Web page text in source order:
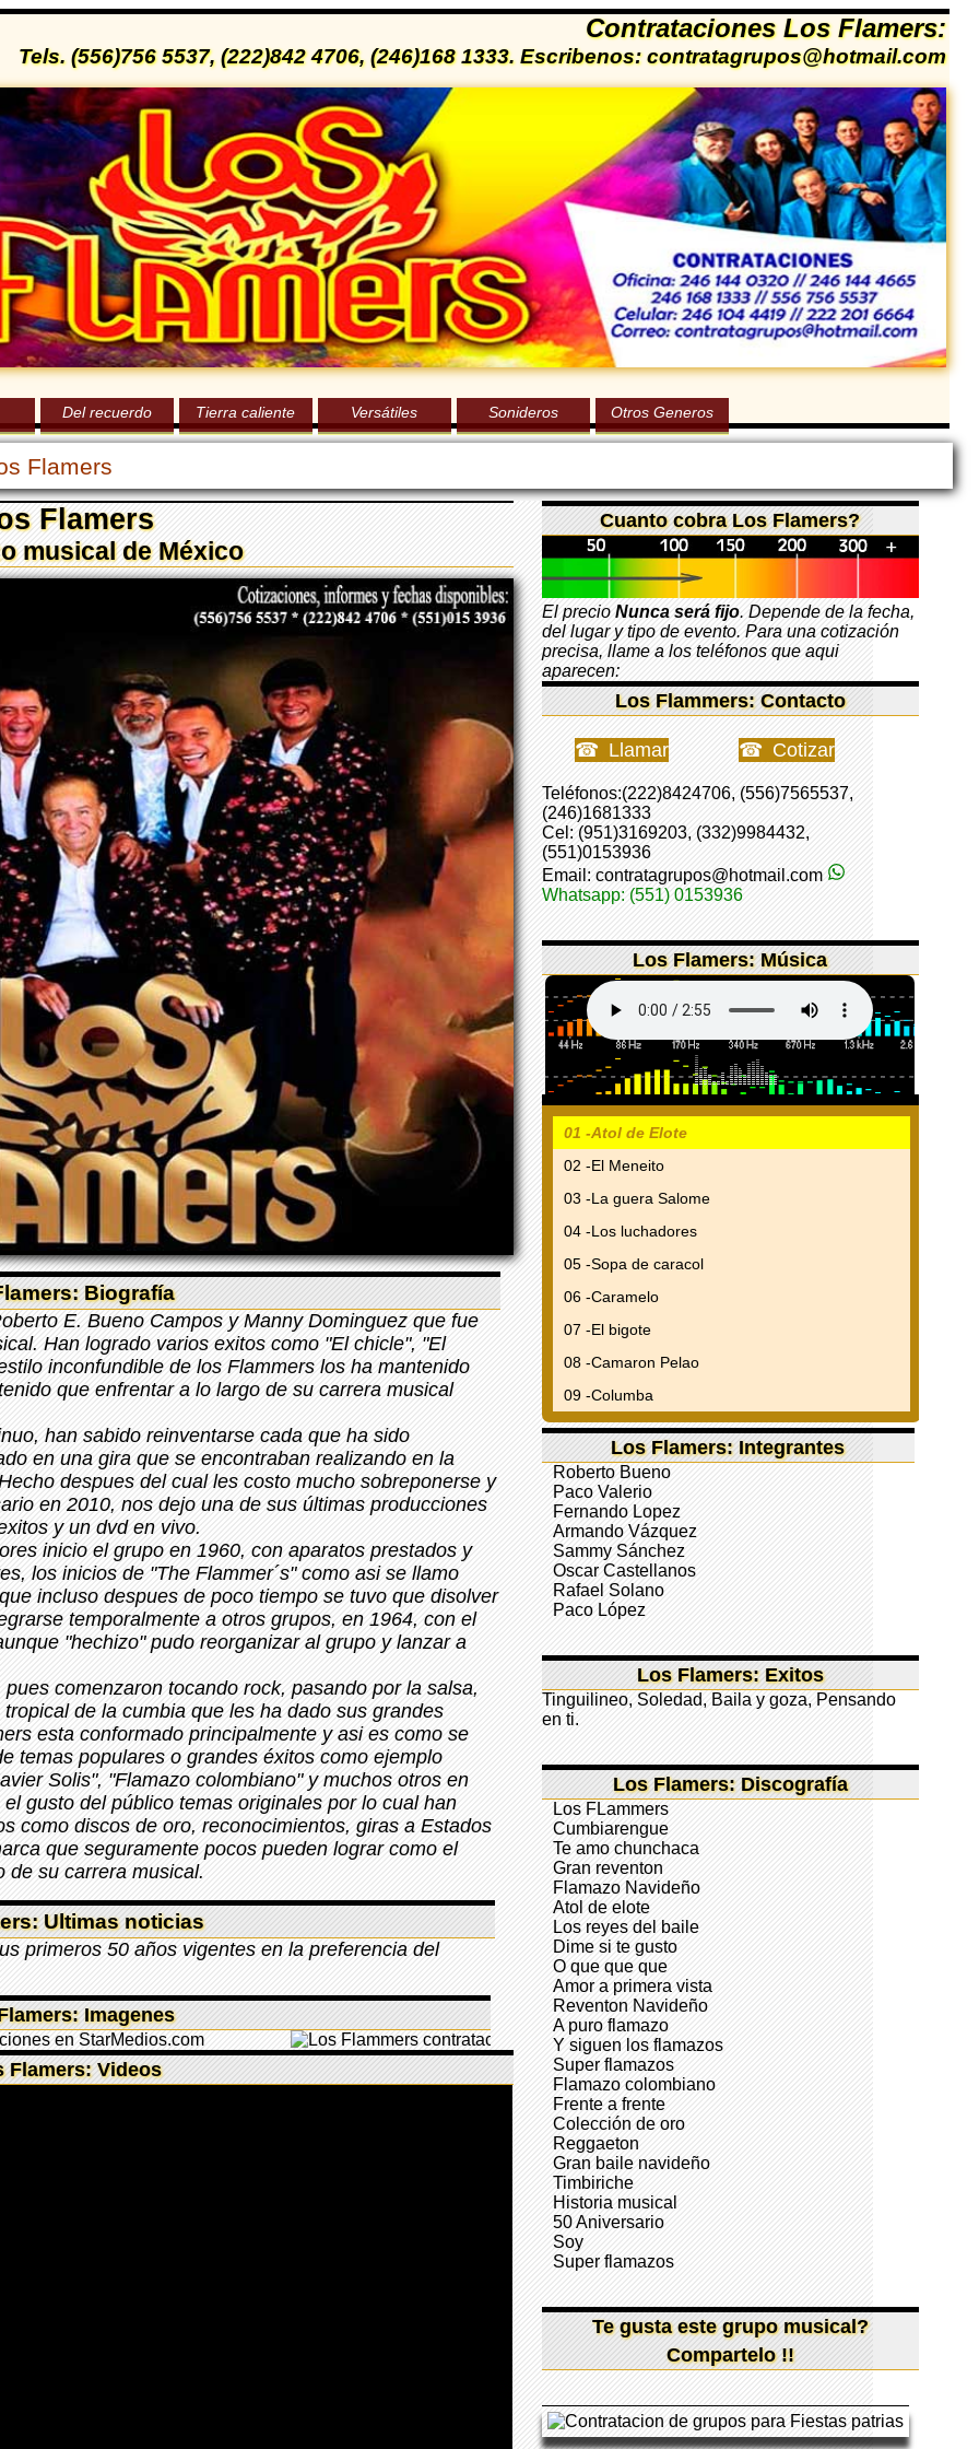
Contrataciones Los Flamers:
Tels. (556)756 5537, (222)842 4706, (246)168 1333. Escribenos: contratagrupos@hotmail.com
Del recuerdo Tierra caliente Versátiles Sonideros Otros Generos
Flamers
Flamers
musical de México
Biografía
E. Bueno Campos y Manny Dominguez que fue
Han logrado varios exitos como "El chicle", "El
inconfundible de los Flammers los ha mantenido
que enfrentar a lo largo de su carrera musical
han sabido reinventarse cada que ha sido
en una gira que se encontraban realizando en la
despues del cual les costo mucho sobreponerse y
en 2010, nos dejo una de sus últimas producciones
y un dvd en vivo.
inicio el grupo en 1960, con aparatos prestados y
los inicios de "The Flammer´s" como asi se llamo
incluso despues de poco tiempo se tuvo que disolver
temporalmente a otros grupos, en 1964, con el
"hechizo" pudo reorganizar al grupo y lanzar a
comenzaron tocando rock, pasando por la salsa,
de la cumbia que les ha dado sus grandes
esta conformado principalmente y asi es como se
temas populares o grandes éxitos como ejemplo
Solis", "Flamazo colombiano" y muchos otros en
gusto del público temas originales por lo cual han
como discos de oro, reconocimientos, giras a Estados
que seguramente pocos pueden lograr como el
de su carrera musical.
Ultimas noticias
primeros 50 años vigentes en la preferencia del
Imagenes
Flamers: Videos
Cuanto cobra Los Flamers?
El precio Nunca será fijo. Depende de la fecha,
del lugar y tipo de evento. Para una cotización
precisa, llame a los teléfonos que aqui
aparecen:
Los Flammers: Contacto
Llamar Cotizar
Teléfonos:(222)8424706, (556)7565537,
(246)1681333
Cel: (951)3169203, (332)9984432,
(551)0153936
Email: contratagrupos@hotmail.com
Whatsapp: (551) 0153936
Los Flamers: Música
01 -Atol de Elote
02 -El Meneito
03 -La guera Salome
04 -Los luchadores
05 -Sopa de caracol
06 -Caramelo
07 -El bigote
08 -Camaron Pelao
09 -Columba
Los Flamers: Integrantes
Roberto Bueno
Paco Valerio
Fernando Lopez
Armando Vázquez
Sammy Sánchez
Oscar Castellanos
Rafael Solano
Paco López
Los Flamers: Exitos
Tinguilineo, Soledad, Baila y goza, Pensando
en ti.
Los Flamers: Discografía
Los FLammers
Cumbiarengue
Te amo chunchaca
Gran reventon
Flamazo Navideño
Atol de elote
Los reyes del baile
Dime si te gusto
O que que que
Amor a primera vista
Reventon Navideño
A puro flamazo
Y siguen los flamazos
Super flamazos
Flamazo colombiano
Frente a frente
Colección de oro
Reggaeton
Gran baile navideño
Timbiriche
Historia musical
50 Aniversario
Soy
Super flamazos
Te gusta este grupo musical?
Compartelo !!